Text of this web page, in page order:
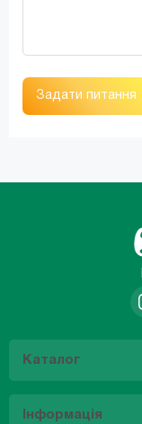
Задати питання
Каталог
Інформація